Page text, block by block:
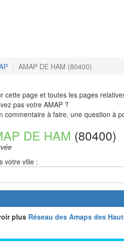
AMAP DE HAM (80400)
cette page et toutes les pages
pas votre AMAP ?
commentaire à faire, une question à
DE HAM (80400)
votre ville :
plus Réseau des Amaps des